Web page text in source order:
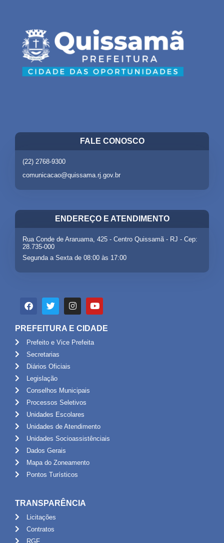
FALE CONOSCO
(22) 2768-9300
comunicacao@quissama.rj.gov.br
ENDEREÇO E ATENDIMENTO
Rua Conde de Araruama, 425 - Centro Quissamã - RJ - Cep:
28.735-000
Segunda a Sexta de 08:00 às 17:00
PREFEITURA E CIDADE
Prefeito e Vice Prefeita
Secretarias
Diários Oficiais
Legislação
Conselhos Municipais
Processos Seletivos
Unidades Escolares
Unidades de Atendimento
Unidades Socioassistênciais
Dados Gerais
Mapa do Zoneamento
Pontos Turísticos
TRANSPARÊNCIA
Licitações
Contratos
RGF